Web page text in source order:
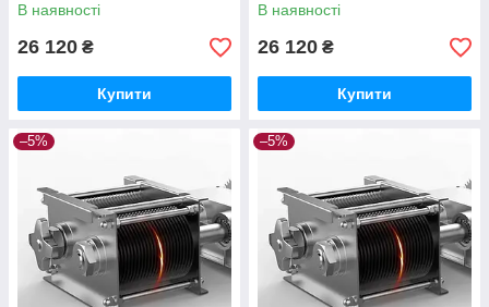
В наявності
26 120 ₴
Купити
В наявності
26 120 ₴
Купити
–5% –5%